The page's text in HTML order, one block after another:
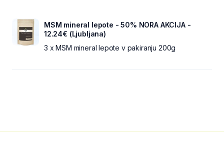
MSM mineral lepote - 50% NORA AKCIJA -
12.24€ (Ljubljana)
3 x MSM mineral lepote v pakiranju 200g